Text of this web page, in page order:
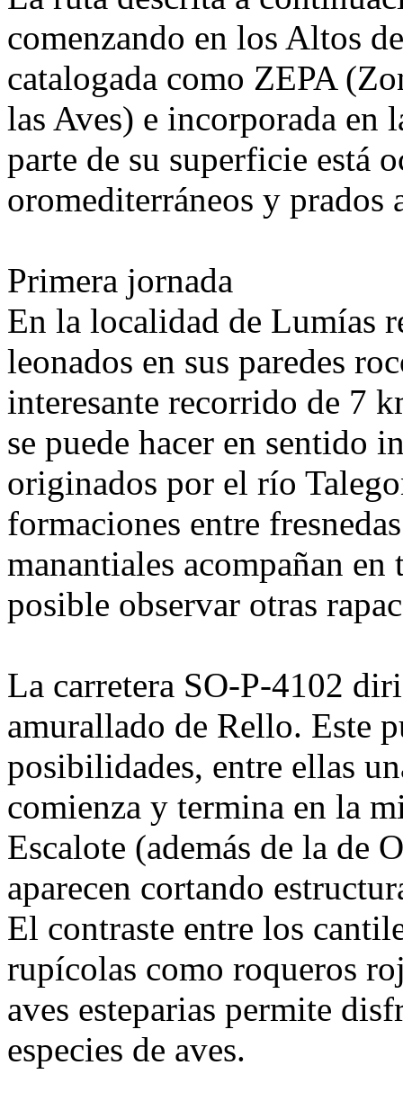
comenzando en los Altos
catalogada como ZEPA
las Aves) e incorporada en
parte de su superficie está
oromediterráneos y prados
Primera jornada
En la localidad de Lumías
leonados en sus paredes
interesante recorrido de 7
se puede hacer en sentido
originados por el río
formaciones entre
manantiales acompañan
posible observar otras
La carretera SO-P-4102
amurallado de Rello. Este
posibilidades, entre ellas
comienza y termina en la
Escalote (además de la de
aparecen cortando
El contraste entre los
rupícolas como roqueros
aves esteparias permite
especies de aves.